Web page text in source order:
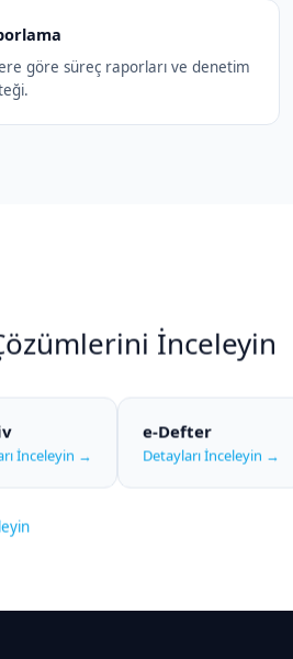
göre süreç raporları ve denetim
İnceleyin
İnceleyin →
e-Defter
Detayları İnceleyin →